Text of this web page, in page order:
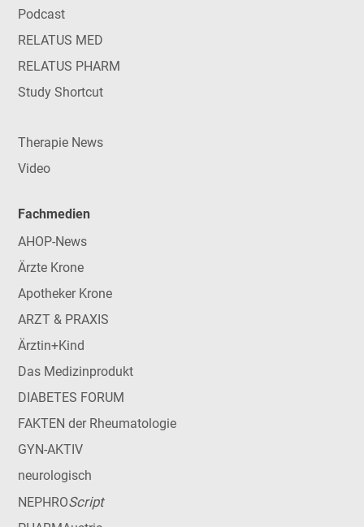
Podcast
RELATUS MED
RELATUS PHARM
Study Shortcut
Therapie News
Video
Fachmedien
AHOP-News
Ärzte Krone
Apotheker Krone
ARZT & PRAXIS
Ärztin+Kind
Das Medizinprodukt
DIABETES FORUM
FAKTEN der Rheumatologie
GYN-AKTIV
neurologisch
NEPHROScript